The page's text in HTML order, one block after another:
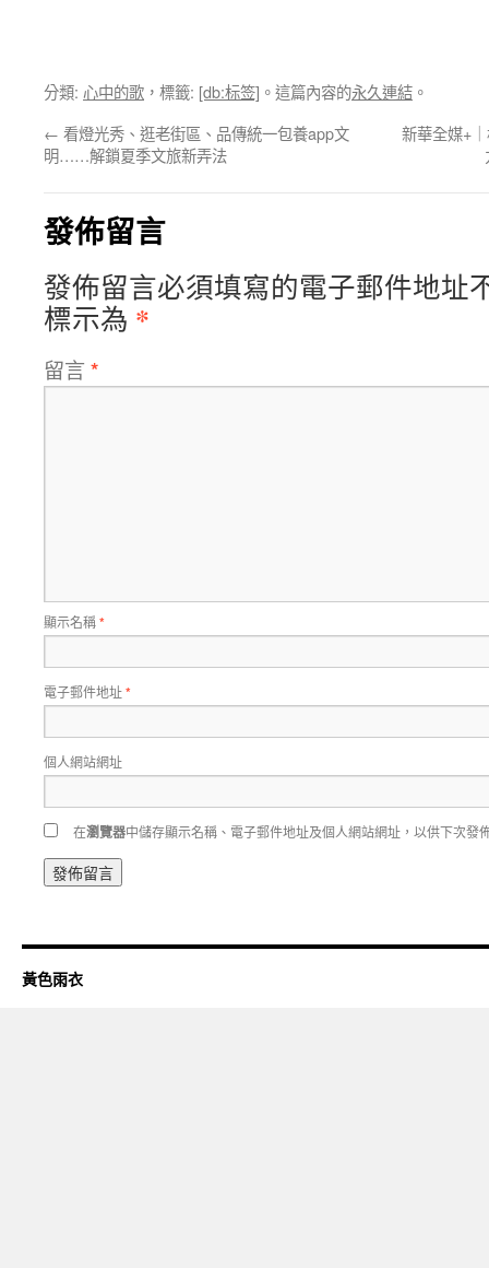
分類: 心中的歌 ，標籤: [db:标签] 。這篇內容的永久連結 。
← 看燈光秀、逛老街區、品傳統一包養app文
明……解鎖夏季文旅新弄法
新華全媒+
發佈留言
發佈留言必須填寫的電子郵件地址
標示為 *
留言 *
顯示名稱*
電子郵件地址*
個人網站網址
在瀏覽器中儲存顯示名稱、電子郵件地址及個人網站網址，以供下次發
黃色雨衣